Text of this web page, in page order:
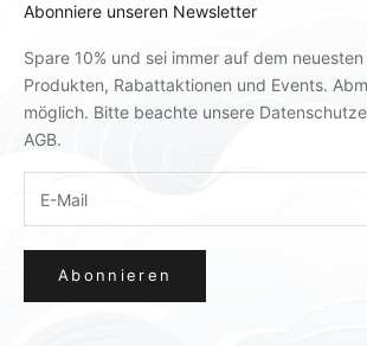
Abonniere unseren Newsletter
Spare 10% und sei immer auf dem
Produkten, Rabattaktionen und Events.
möglich. Bitte beachte unsere
AGB.
Abonnieren